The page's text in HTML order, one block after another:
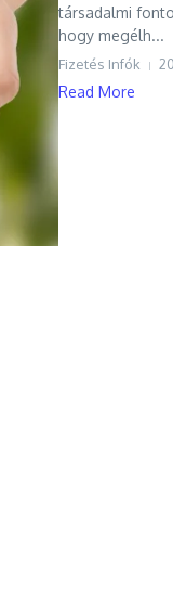
társadalmi
hogy megélh...
Fizetés Infók
Read More